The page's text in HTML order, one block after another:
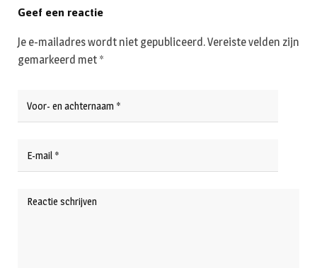
Geef een reactie
Je e-mailadres wordt niet gepubliceerd.Vereiste velden zijn
gemarkeerd met *